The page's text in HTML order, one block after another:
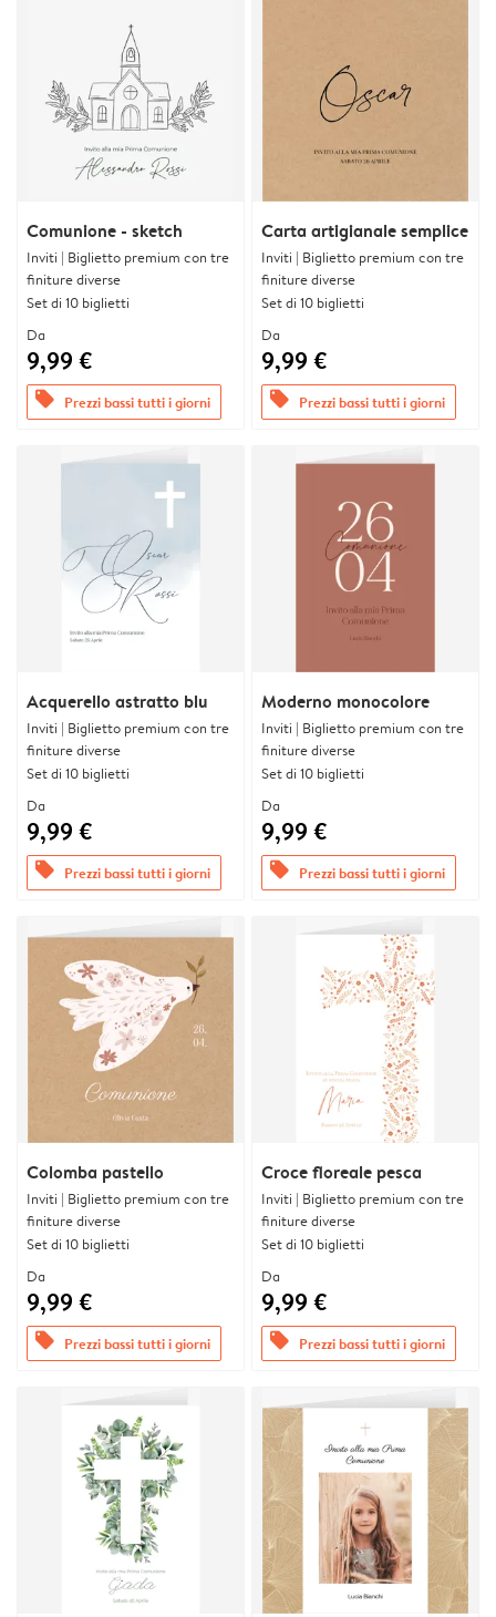
Comunione - sketch
Inviti | Biglietto premium con tre
finiture diverse
Set di 10 biglietti
Da
9,99 €
offers Prezzi bassi tutti i giorni
Carta artigianale semplice
Inviti | Biglietto premium con tre
finiture diverse
Set di 10 biglietti
Da
9,99 €
offers Prezzi bassi tutti i giorni
Acquerello astratto blu
Inviti | Biglietto premium con tre
finiture diverse
Set di 10 biglietti
Da
9,99 €
offers Prezzi bassi tutti i giorni
Moderno monocolore
Inviti | Biglietto premium con tre
finiture diverse
Set di 10 biglietti
Da
9,99 €
offers Prezzi bassi tutti i giorni
Colomba pastello
Inviti | Biglietto premium con tre
finiture diverse
Set di 10 biglietti
Da
9,99 €
offers Prezzi bassi tutti i giorni
Croce floreale pesca
Inviti | Biglietto premium con tre
finiture diverse
Set di 10 biglietti
Da
9,99 €
offers Prezzi bassi tutti i giorni